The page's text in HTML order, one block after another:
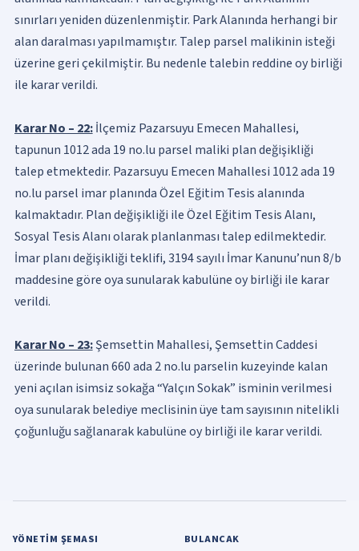
sınırları yeniden düzenlenmiştir. Park Alanında herhangi bir
alan daralması yapılmamıştır. Talep parsel malikinin isteği
üzerine geri çekilmiştir. Bu nedenle talebin reddine oy birliği
ile karar verildi.
Karar No – 22:İlçemiz Pazarsuyu Emecen Mahallesi,
tapunun 1012 ada 19 no.lu parsel maliki plan değişikliği
talep etmektedir. Pazarsuyu Emecen Mahallesi 1012 ada 19
no.lu parsel imar planında Özel Eğitim Tesis alanında
kalmaktadır. Plan değişikliği ile Özel Eğitim Tesis Alanı,
Sosyal Tesis Alanı olarak planlanması talep edilmektedir.
İmar planı değişikliği teklifi, 3194 sayılı İmar Kanunu’nun 8/b
maddesine göre oya sunularak kabulüne oy birliği ile karar
verildi.
Karar No – 23:Şemsettin Mahallesi, Şemsettin Caddesi
üzerinde bulunan 660 ada 2 no.lu parselin kuzeyinde kalan
yeni açılan isimsiz sokağa “Yalçın Sokak” isminin verilmesi
oya sunularak belediye meclisinin üye tam sayısının nitelikli
YÖNETIM ŞEMASI
BULANCAK